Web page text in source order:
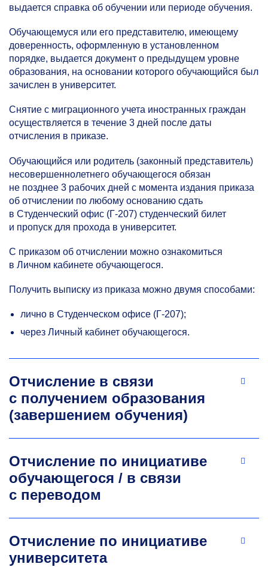
выдается справка об обучении или периоде обучения.
Обучающемуся или его представителю, имеющему
доверенность, оформленную в установленном
порядке, выдается документ о предыдущем уровне
образования, на основании которого обучающийся был
зачислен в университет.
Снятие с миграционного учета иностранных граждан
осуществляется в течение 3 дней после даты
отчисления в приказе.
Обучающийся или родитель (законный представитель)
несовершеннолетнего обучающегося обязан
не позднее 3 рабочих дней с момента издания приказа
об отчислении по любому основанию сдать
в Студенческий офис (Г-207) студенческий билет
и пропуск для прохода в университет.
С приказом об отчислении можно ознакомиться
в Личном кабинете обучающегося.
Получить выписку из приказа можно двумя способами:
лично в Студенческом офисе (Г-207);
через Личный кабинет обучающегося.
Отчисление в связи
с получением образования
(завершением обучения)
Отчисление по инициативе
обучающегося / в связи
с переводом
Отчисление по инициативе
университета